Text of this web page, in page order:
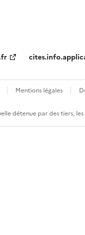
Mentions légales
détenue par des tiers,